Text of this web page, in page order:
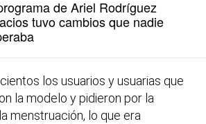
de Ariel Rodríguez
tuvo cambios que nadie
los usuarios y usuarias que
la modelo y pidieron por la
menstruación, lo que era